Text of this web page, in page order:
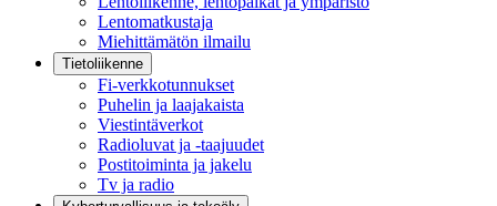
Lentomatkustaja
Miehittämätön ilmailu
Tietoliikenne
Fi-verkkotunnukset
Puhelin ja laajakaista
Viestintäverkot
Radioluvat ja -taajuudet
Postitoiminta ja jakelu
Tv ja radio